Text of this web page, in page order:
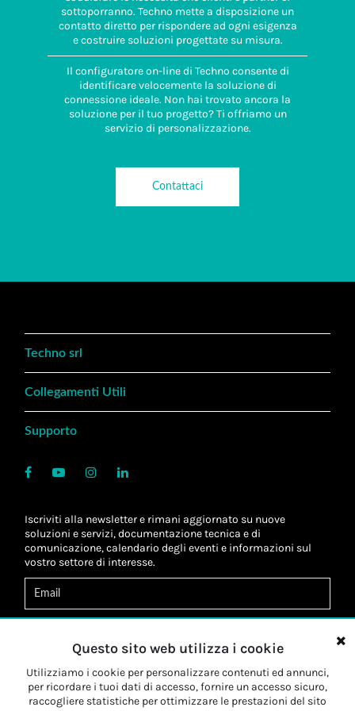
sottoporranno. Techno mette a disposizione un
contatto diretto per rispondere ad ogni esigenza
e costruire soluzioni progettate su misura.
Il configuratore on-line di Techno consente di
identificare velocemente la soluzione di
connessione ideale. Non hai trovato ancora la
soluzione per il tuo progetto? Ti offriamo un
servizio di personalizzazione.
Contattaci
Techno srl
Collegamenti Utili
Supporto
Iscriviti alla newsletter e rimani aggiornato su nuove
soluzioni e servizi, documentazione tecnica e di
comunicazione, calendario degli eventi e informazioni sul
vostro settore di interesse.
Letta l'informativa, autorizzo altrattamento dei miei dati
personali*
Letta l'informativa, autorizzo al trattamento dei miei dati
personali a fini dimarketing*
Questo sito web utilizza i cookie
Utilizziamo i cookie per personalizzare contenuti ed annunci,
per ricordare i tuoi dati di accesso, fornire un accesso sicuro,
raccogliere statistiche per ottimizzare le prestazioni del sito